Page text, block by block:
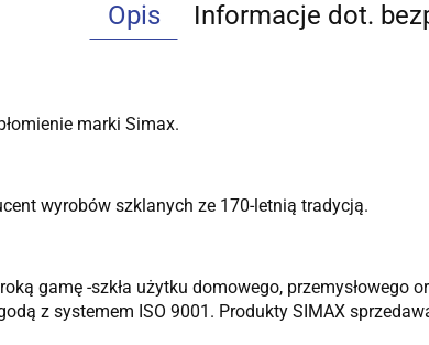
Opis Informacje dot.
marki Simax.
wyrobów szklanych ze 170-letnią tradycją.
gamę -szkła użytku domowego,
z systemem ISO 9001. Produkty SIMAX